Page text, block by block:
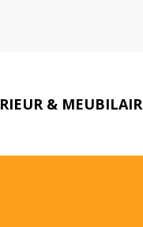
& MEUBILAIR